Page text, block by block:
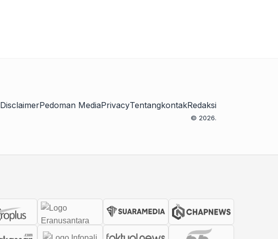
DisclaimerPedoman MediaPrivacyTentangkontakRedaksi
© 2026.